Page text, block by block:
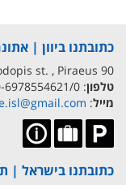
כתובתנו ביוון |
90 Rodopis st. , Piraeus
טלפון: 30-6978554621/0
מייל:
כתובתנו בישראל |